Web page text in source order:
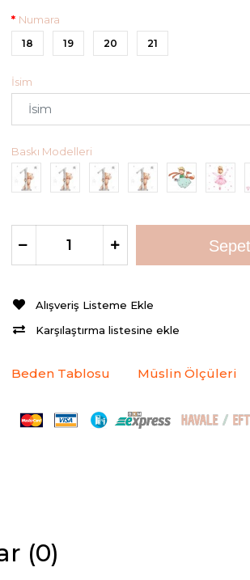
Numara
18 19 20 21
İsim
Baskı Modelleri
Alışveriş Listeme Ekle
Karşılaştırma listesine ekle
Beden Tablosu Müslin Ölçüleri
(0)